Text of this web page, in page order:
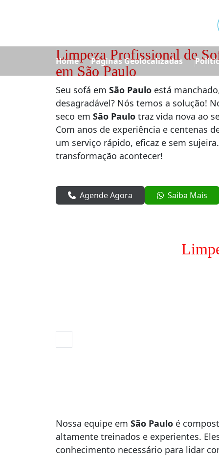
Home Páginas Geolocalizadas
Limpeza Profissional de
em São Paulo
Seu sofá em São Paulo está
desagradável? Nós temos a solução!
seco em São Paulo traz vida nova ao
Com anos de experiência e centenas
um serviço rápido, eficaz e sem
transformação acontecer!
Agende Agora Saiba Mais
Nossa equipe em São Paulo é
altamente treinados e experientes.
conhecimento necessário para lidar